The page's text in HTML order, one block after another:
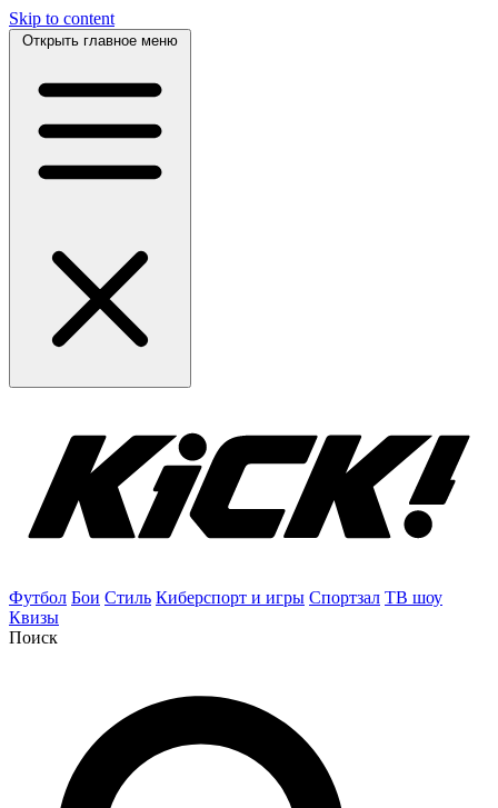
Skip to content
Открыть главное меню
Футбол Бои Стиль Киберспорт и игры Спортзал ТВ шоу
Квизы
Поиск